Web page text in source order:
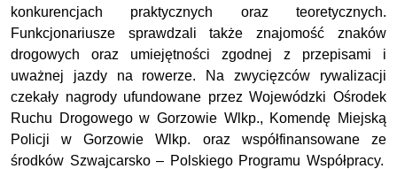
konkurencjach praktycznych oraz teoretycznych.
Funkcjonariusze sprawdzali także znajomość znaków
drogowych oraz umiejętności zgodnej z przepisami i
uważnej jazdy na rowerze. Na zwycięzców rywalizacji
czekały nagrody ufundowane przez Wojewódzki Ośrodek
Ruchu Drogowego w Gorzowie Wlkp., Komendę Miejską
Policji w Gorzowie Wlkp. oraz współfinansowane ze
środków Szwajcarsko – Polskiego Programu Współpracy.